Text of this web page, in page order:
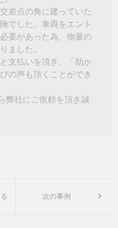
差点の角に建っていた
でした。車両をエント
要があった為、物量の
ました。
支払いを頂き、「助か
の声も頂くことができ
弊社にご依頼を頂き誠
次の事例